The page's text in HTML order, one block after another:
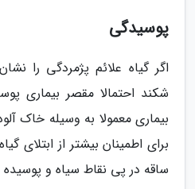
پوسیدگی
اگر گیاه علائم پژمردگی را
شکند احتمالا مقصر بیماری
بیماری معمولا به وسیله خاک
برای اطمینان بیشتر از ابتلای
ساقه در پی نقاط سیاه و پوسیده